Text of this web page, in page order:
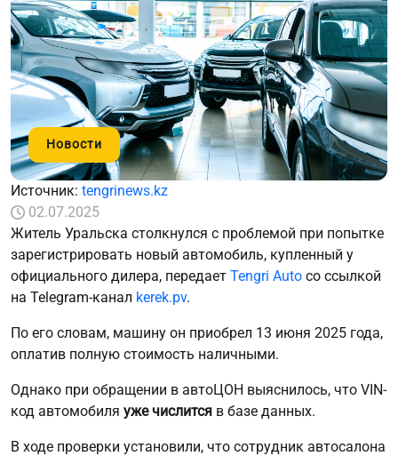
Новости
Источник: tengrinews.kz
02.07.2025
Житель Уральска столкнулся с проблемой при попытке
зарегистрировать новый автомобиль, купленный у
официального дилера, передает Tengri Auto со ссылкой
на Telegram-канал kerek.pv.
По его словам, машину он приобрел 13 июня 2025 года,
оплатив полную стоимость наличными.
Однако при обращении в автоЦОН выяснилось, что VIN-
код автомобиля уже числится в базе данных.
В ходе проверки установили, что сотрудник автосалона